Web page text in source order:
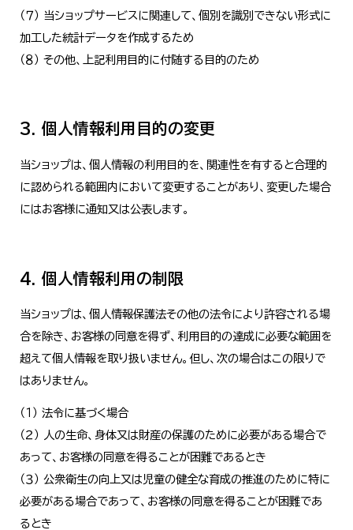
（７） 当ショップサービスに関連して、個別を識別できない形式に
加工した統計データを作成するため
（８） その他、上記利用目的に付随する目的のため
3. 個人情報利用目的の変更
当ショップは、個人情報の利用目的を、関連性を有すると合理的
に認められる範囲内において変更することがあり、変更した場合
にはお客様に通知又は公表します。
4. 個人情報利用の制限
当ショップは、個人情報保護法その他の法令により許容される場
合を除き、お客様の同意を得ず、利用目的の達成に必要な範囲を
超えて個人情報を取り扱いません。但し、次の場合はこの限りで
はありません。
（１） 法令に基づく場合
（２） 人の生命、身体又は財産の保護のために必要がある場合で
あって、お客様の同意を得ることが困難であるとき
（３） 公衆衛生の向上又は児童の健全な育成の推進のために特に
必要がある場合であって、お客様の同意を得ることが困難であ
るとき